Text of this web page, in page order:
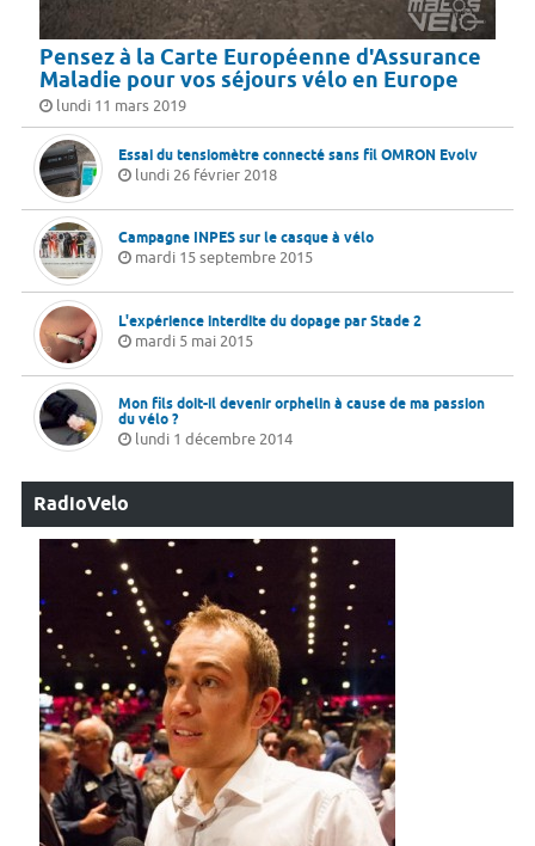
Pensez à la Carte Européenne d'Assurance
Maladie pour vos séjours vélo en Europe
lundi 11 mars 2019
Essai du tensiomètre connecté sans fil OMRON Evolv
lundi 26 février 2018
Campagne INPES sur le casque à vélo
mardi 15 septembre 2015
L'expérience interdite du dopage par Stade 2
mardi 5 mai 2015
Mon fils doit-il devenir orphelin à cause de ma passion
du vélo ?
lundi 1 décembre 2014
RadioVelo